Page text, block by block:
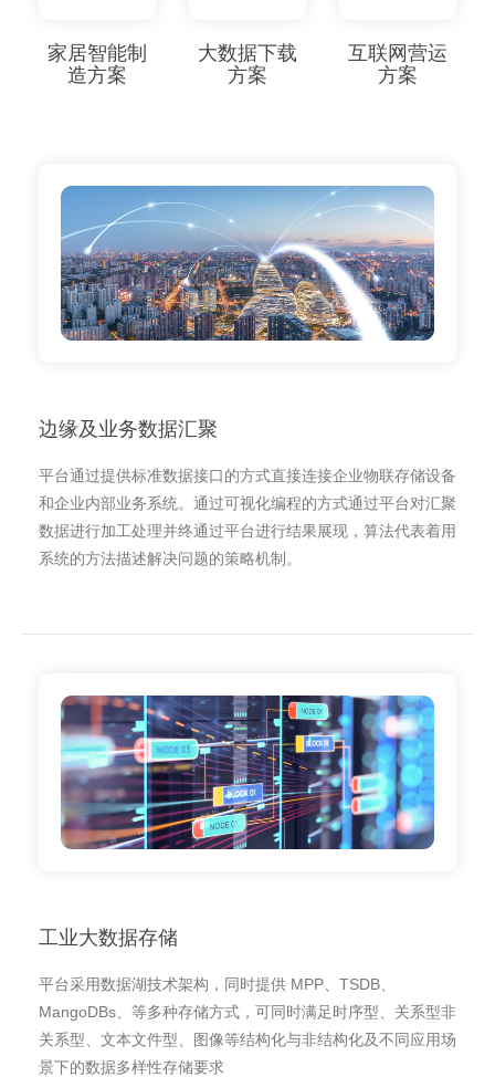
家居智能制
造方案
大数据下载
方案
互联网营运
方案
边缘及业务数据汇聚
平台通过提供标准数据接口的方式直接连接企业物联存储设备
和企业内部业务系统。通过可视化编程的方式通过平台对汇聚
数据进行加工处理并终通过平台进行结果展现，算法代表着用
系统的方法描述解决问题的策略机制。
工业大数据存储
平台采用数据湖技术架构，同时提供 MPP、TSDB、
MangoDBs、等多种存储方式，可同时满足时序型、关系型非
关系型、文本文件型、图像等结构化与非结构化及不同应用场
景下的数据多样性存储要求